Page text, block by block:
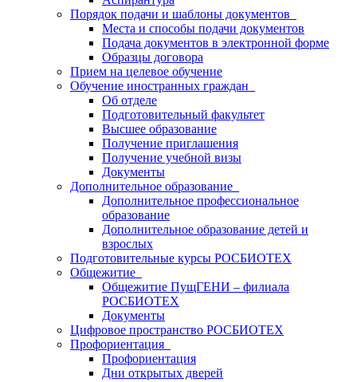
Порядок подачи и шаблоны документов
Места и способы подачи документов
Подача документов в электронной форме
Образцы договора
Прием на целевое обучение
Обучение иностранных граждан
Об отделе
Подготовительный факультет
Высшее образование
Получение приглашения
Получение учебной визы
Документы
Дополнительное образование
Дополнительное профессиональное
образование
Дополнительное образование детей и
взрослых
Подготовительные курсы РОСБИОТЕХ
Общежитие
Общежитие ПущГЕНИ – филиала
РОСБИОТЕХ
Документы
Цифровое пространство РОСБИОТЕХ
Профориентация
Профориентация
Дни открытых дверей